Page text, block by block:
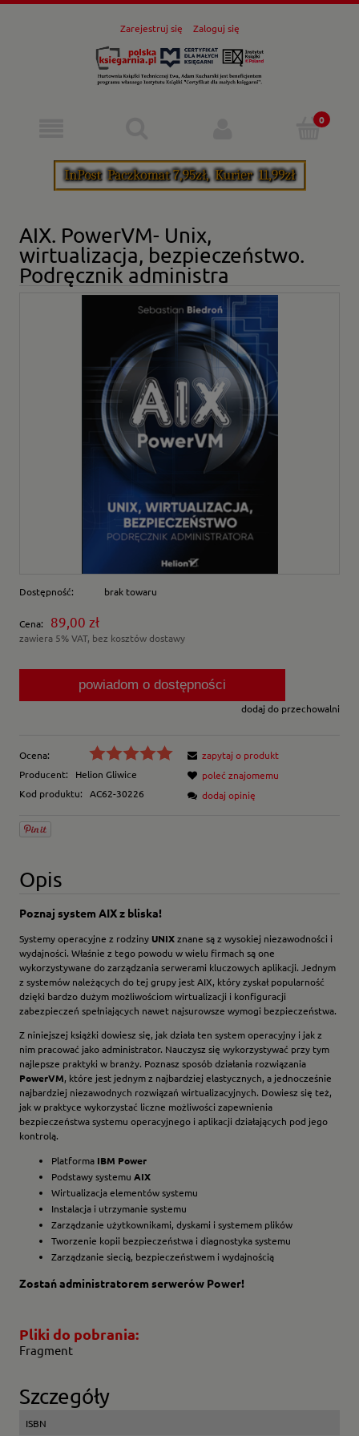
Zarejestruj się Zaloguj się
AIX. PowerVM- Unix,
wirtualizacja, bezpieczeństwo.
Podręcznik administra
Dostępność: brak towaru
Cena: 89,00 zł
zawiera 5% VAT, bez kosztów dostawy
powiadom o dostępności
dodaj do przechowalni
Ocena:
Producent:
Helion Gliwice
Kod produktu:
AC62-30226
zapytaj o produkt
poleć znajomemu
dodaj opinię
Opis
Poznaj system AIX z bliska!
Systemy operacyjne z rodziny UNIXznane są z wysokiej niezawodności i
wydajności. Właśnie z tego powodu w wielu firmach są one
wykorzystywane do zarządzania serwerami kluczowych aplikacji. Jednym
z systemów należących do tej grupy jest AIX, który zyskał popularność
dzięki bardzo dużym możliwościom wirtualizacji i konfiguracji
zabezpieczeń spełniających nawet najsurowsze wymogi bezpieczeństwa.
Z niniejszej książki dowiesz się, jak działa ten system operacyjny i jak z
nim pracować jako administrator. Nauczysz się wykorzystywać przy tym
najlepsze praktyki w branży. Poznasz sposób działania rozwiązania
PowerVM, które jest jednym z najbardziej elastycznych, a jednocześnie
najbardziej niezawodnych rozwiązań wirtualizacyjnych. Dowiesz się też,
jak w praktyce wykorzystać liczne możliwości zapewnienia
bezpieczeństwa systemu operacyjnego i aplikacji działających pod jego
kontrolą.
Platforma IBM Power
Podstawy systemu AIX
Wirtualizacja elementów systemu
Instalacja i utrzymanie systemu
Zarządzanie użytkownikami, dyskami i systemem plików
Tworzenie kopii bezpieczeństwa i diagnostyka systemu
Zarządzanie siecią, bezpieczeństwem i wydajnością
Zostań administratorem serwerów Power!
Pliki do pobrania:
Fragment
Szczegóły
ISBN